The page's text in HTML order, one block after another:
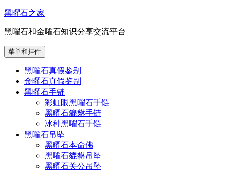
跳
内
容
黑曜石之家
黑曜石和金曜石知识分享交流平台
菜单和挂件
黑曜石真假鉴别
金曜石真假鉴别
黑曜石手链
彩虹眼黑曜石手链
黑曜石貔貅手链
冰种黑曜石手链
黑曜石吊坠
黑曜石本命佛
黑曜石貔貅吊坠
黑曜石关公吊坠